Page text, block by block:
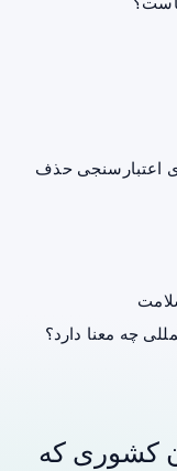
اعتبارسنجی حذف
چه معنا دارد؟